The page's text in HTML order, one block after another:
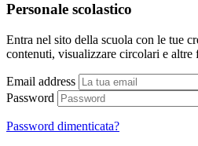
Personale scolastico
Entra nel sito della scuola con le tue
contenuti, visualizzare circolari e altre
Email address
Password
Password dimenticata?